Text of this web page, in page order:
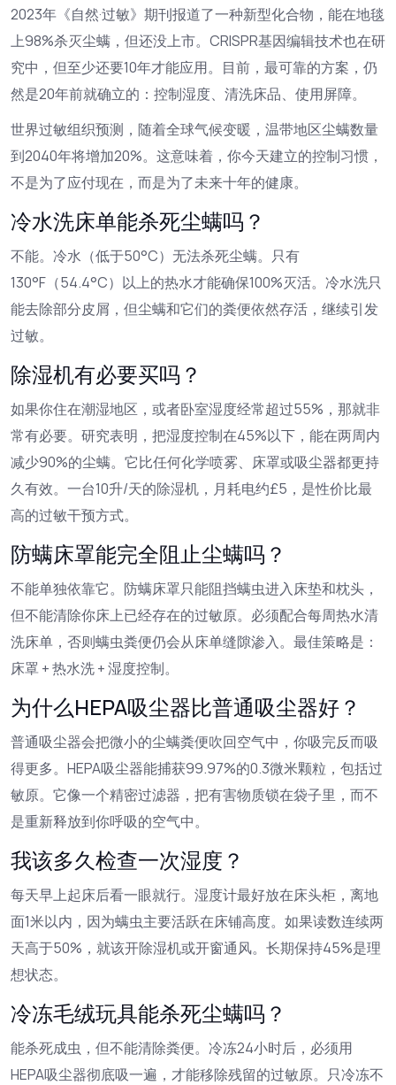
2023年《自然·过敏》期刊报道了一种新型化合物，能在地毯
上98%杀灭尘螨，但还没上市。CRISPR基因编辑技术也在研
究中，但至少还要10年才能应用。目前，最可靠的方案，仍
然是20年前就确立的：控制湿度、清洗床品、使用屏障。
世界过敏组织预测，随着全球气候变暖，温带地区尘螨数量
到2040年将增加20%。这意味着，你今天建立的控制习惯，
不是为了应付现在，而是为了未来十年的健康。
冷水洗床单能杀死尘螨吗？
不能。冷水（低于50°C）无法杀死尘螨。只有
130°F（54.4°C）以上的热水才能确保100%灭活。冷水洗只
能去除部分皮屑，但尘螨和它们的粪便依然存活，继续引发
过敏。
除湿机有必要买吗？
如果你住在潮湿地区，或者卧室湿度经常超过55%，那就非
常有必要。研究表明，把湿度控制在45%以下，能在两周内
减少90%的尘螨。它比任何化学喷雾、床罩或吸尘器都更持
久有效。一台10升/天的除湿机，月耗电约£5，是性价比最
高的过敏干预方式。
防螨床罩能完全阻止尘螨吗？
不能单独依靠它。防螨床罩只能阻挡螨虫进入床垫和枕头，
但不能清除你床上已经存在的过敏原。必须配合每周热水清
洗床单，否则螨虫粪便仍会从床单缝隙渗入。最佳策略是：
床罩 + 热水洗 + 湿度控制。
为什么HEPA吸尘器比普通吸尘器好？
普通吸尘器会把微小的尘螨粪便吹回空气中，你吸完反而吸
得更多。HEPA吸尘器能捕获99.97%的0.3微米颗粒，包括过
敏原。它像一个精密过滤器，把有害物质锁在袋子里，而不
是重新释放到你呼吸的空气中。
我该多久检查一次湿度？
每天早上起床后看一眼就行。湿度计最好放在床头柜，离地
面1米以内，因为螨虫主要活跃在床铺高度。如果读数连续两
天高于50%，就该开除湿机或开窗通风。长期保持45%是理
想状态。
冷冻毛绒玩具能杀死尘螨吗？
能杀死成虫，但不能清除粪便。冷冻24小时后，必须用
HEPA吸尘器彻底吸一遍，才能移除残留的过敏原。只冷冻不